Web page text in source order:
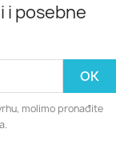
i posebne
molimo pronađite